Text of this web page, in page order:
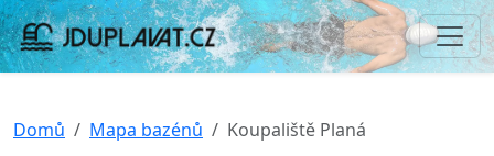
Domů Mapa bazénů Koupaliště Planá